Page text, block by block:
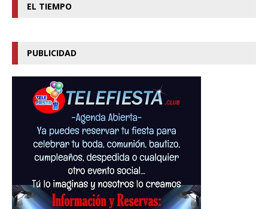
EL TIEMPO
PUBLICIDAD